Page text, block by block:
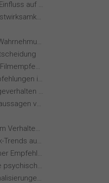
Wahrnehmung KI-generierter Werbung und Einfluss auf Markenvertrauen
Fernstudium: Stress, Prokrastination & Selbstwirksamkeit
Wie normal ist normal? Eine Befragung zur Wahrnehmung von Essverhalten
Menschliches Erleben bei der Nutzung von Filmempfehlungssystemen
Wahrnehmung von KI-basierten Produktempfehlungen in Mode-Online-Shops
Einfluss von Finanzinfluencern auf das Anlageverhalten der Gen Z⁠
Wahrnehmung und Beurteilung von Zeugenaussagen vor Gericht
Maßnahmen zur Förderung von nachhaltigem Verhalten von Hotelgästen
Wie wirken Videos eines bestimmten TikTok-Trends auf dich?
Wie KI Motivation fördert: Jenseits klassischer Empfehlungssysteme
Einfluss moderner Arbeitsgestaltung auf die psychische Gesundheit
KI-gestützte Kaufempfehlungen und Personalisierungen im Online-Handel